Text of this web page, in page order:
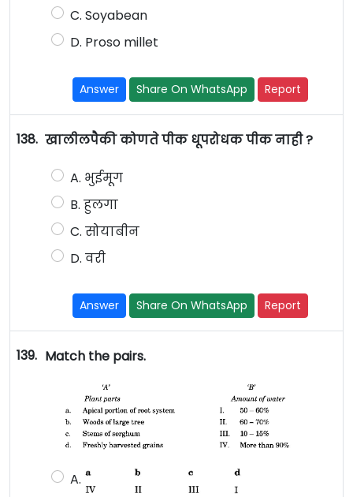
C. Soyabean
D. Proso millet
Answer Share On WhatsApp Report
138. खालीलपैकी कोणते पीक धूपरोधक पीक नाही ?
A. भुईमूग
B. हुलगा
C. सोयाबीन
D. वरी
Answer Share On WhatsApp Report
139. Match the pairs.
A.